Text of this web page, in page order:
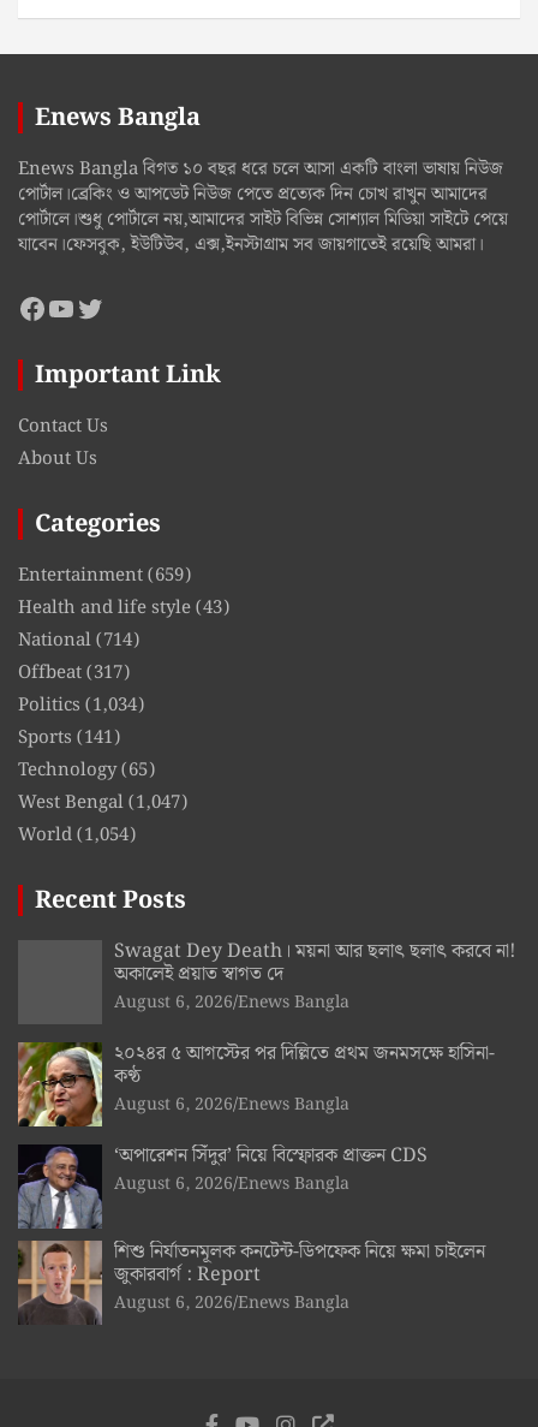
Enews Bangla
Enews Bangla বিগত ১০ বছর ধরে চলে আসা একটি বাংলা ভাষায় নিউজ
পোর্টাল।ব্রেকিং ও আপডেট নিউজ পেতে প্রত্যেক দিন চোখ রাখুন আমাদের
পোর্টালে।শুধু পোর্টালে নয়,আমাদের সাইট বিভিন্ন সোশ্যাল মিডিয়া সাইটে পেয়ে
যাবেন।ফেসবুক, ইউটিউব, এক্স,ইনস্টাগ্রাম সব জায়গাতেই রয়েছি আমরা।
Facebook
YouTube
Twitter
Important Link
Contact Us
About Us
Categories
Entertainment(659)
Health and life style(43)
National(714)
Offbeat(317)
Politics (1,034)
Sports (141)
Technology(65)
West Bengal(1,047)
World(1,054)
Recent Posts
Swagat Dey Death। ময়না আর ছলাৎ ছলাৎ করবে না!
অকালেই প্রয়াত স্বাগত দে
August 6, 2026 Enews Bangla
২০২৪র ৫ আগস্টের পর দিল্লিতে প্রথম জনমসক্ষে হাসিনা-
কণ্ঠ
August 6, 2026 Enews Bangla
‘অপারেশন সিঁদুর’ নিয়ে বিস্ফোরক প্রাক্তন CDS
August 6, 2026 Enews Bangla
শিশু নির্যাতনমূলক কনটেন্ট-ডিপফেক নিয়ে ক্ষমা চাইলেন
জুকারবার্গ : Report
August 6, 2026 Enews Bangla